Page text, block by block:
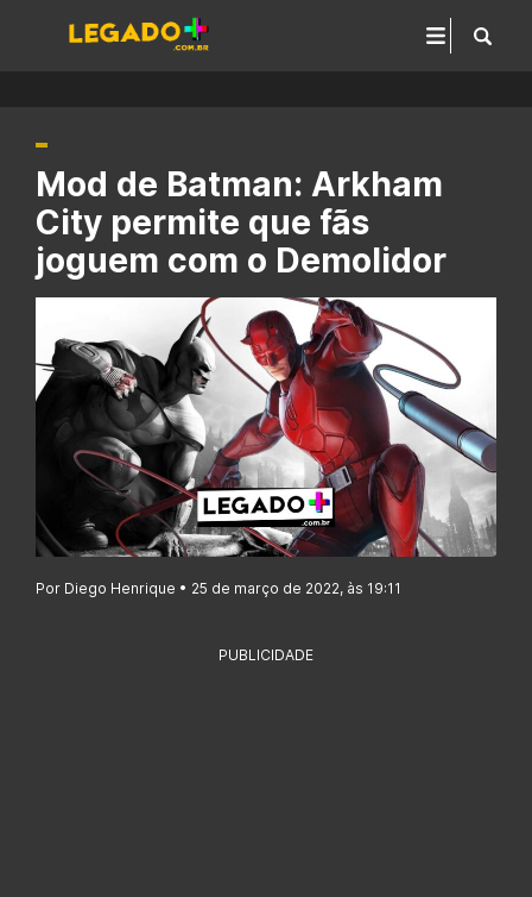
Mod de Batman: Arkham
City permite que fãs
joguem com o Demolidor
Por Diego Henrique • 25 de março de 2022, às 19:11
PUBLICIDADE